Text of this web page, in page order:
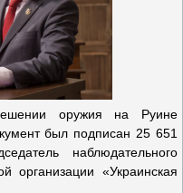
оружия на Руине
был подписан 25 651
наблюдательного
организации «Украинская